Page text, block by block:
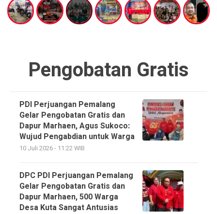
Pengobatan Gratis
PDI Perjuangan Pemalang
Gelar Pengobatan Gratis dan
Dapur Marhaen, Agus Sukoco:
Wujud Pengabdian untuk Warga
10 Juli 2026 - 11:22 WIB
DPC PDI Perjuangan Pemalang
Gelar Pengobatan Gratis dan
Dapur Marhaen, 500 Warga
Desa Kuta Sangat Antusias